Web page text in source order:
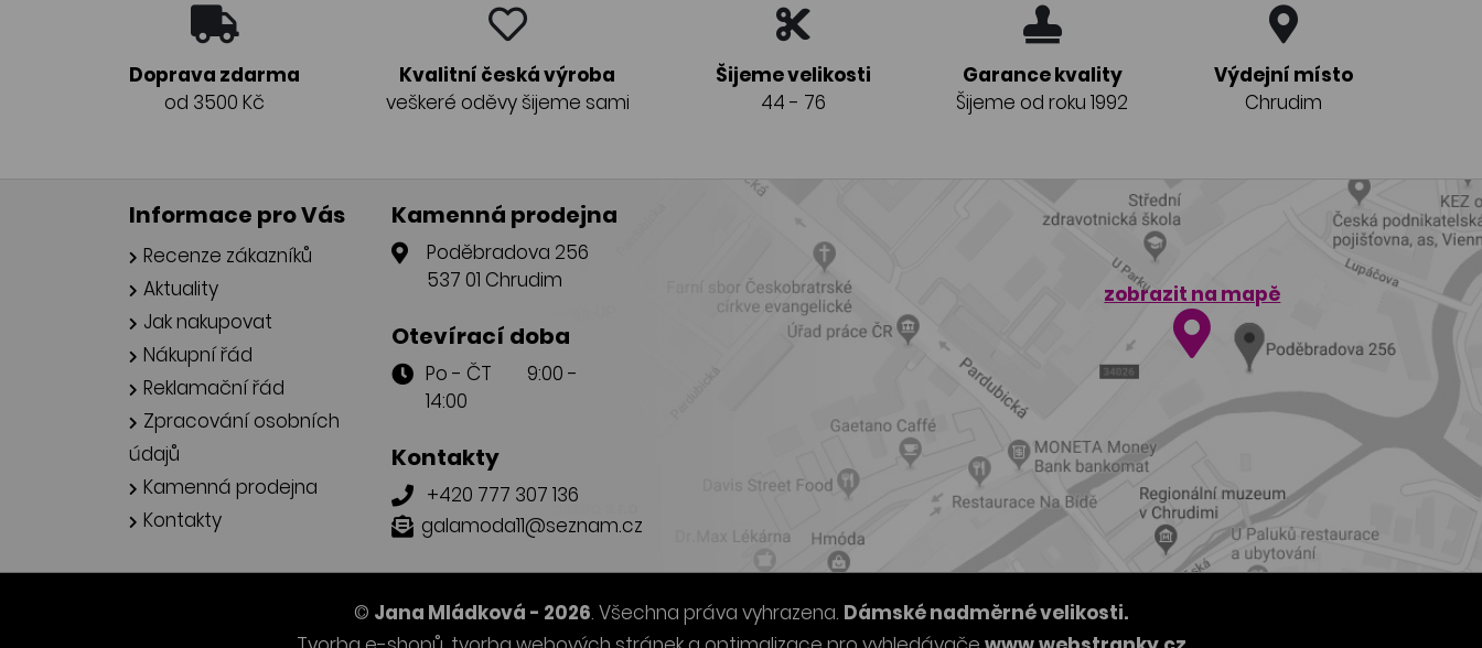
Doprava zdarma
od 3500 Kč
Kvalitní česká výroba
veškeré oděvy šijeme sami
Šijeme velikosti
44 - 76
Garance kvality
Šijeme od roku 1992
Výdejní místo
Chrudim
zobrazit na mapě
Informace pro Vás
Recenze zákazníků
Aktuality
Jak nakupovat
Nákupní řád
Reklamační řád
Zpracování osobních
údajů
Kamenná prodejna
Kontakty
Kamenná prodejna
Poděbradova 256
537 01 Chrudim
Otevírací doba
Po - ČT 9:00 -
14:00
Kontakty
+420 777 307 136
galamoda11@seznam.cz
© Jana Mládková - 2026. Všechna práva vyhrazena. Dámské nadměrné velikosti.